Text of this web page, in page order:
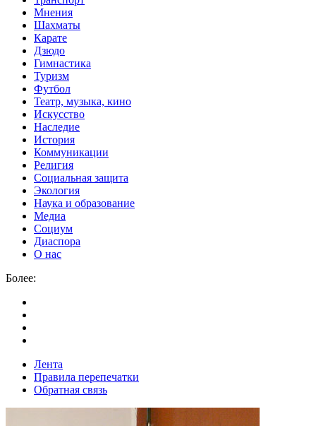
Мнения
Шахматы
Карате
Дзюдо
Гимнастика
Туризм
Футбол
Театр, музыка, кино
Искусство
Наследие
История
Коммуникации
Религия
Социальная защита
Экология
Наука и образование
Медиа
Социум
Диаспора
О нас
Более:
Лента
Правила перепечатки
Обратная связь